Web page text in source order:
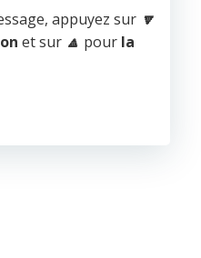
appuyez sur 🔽
et sur 🔼 pour la